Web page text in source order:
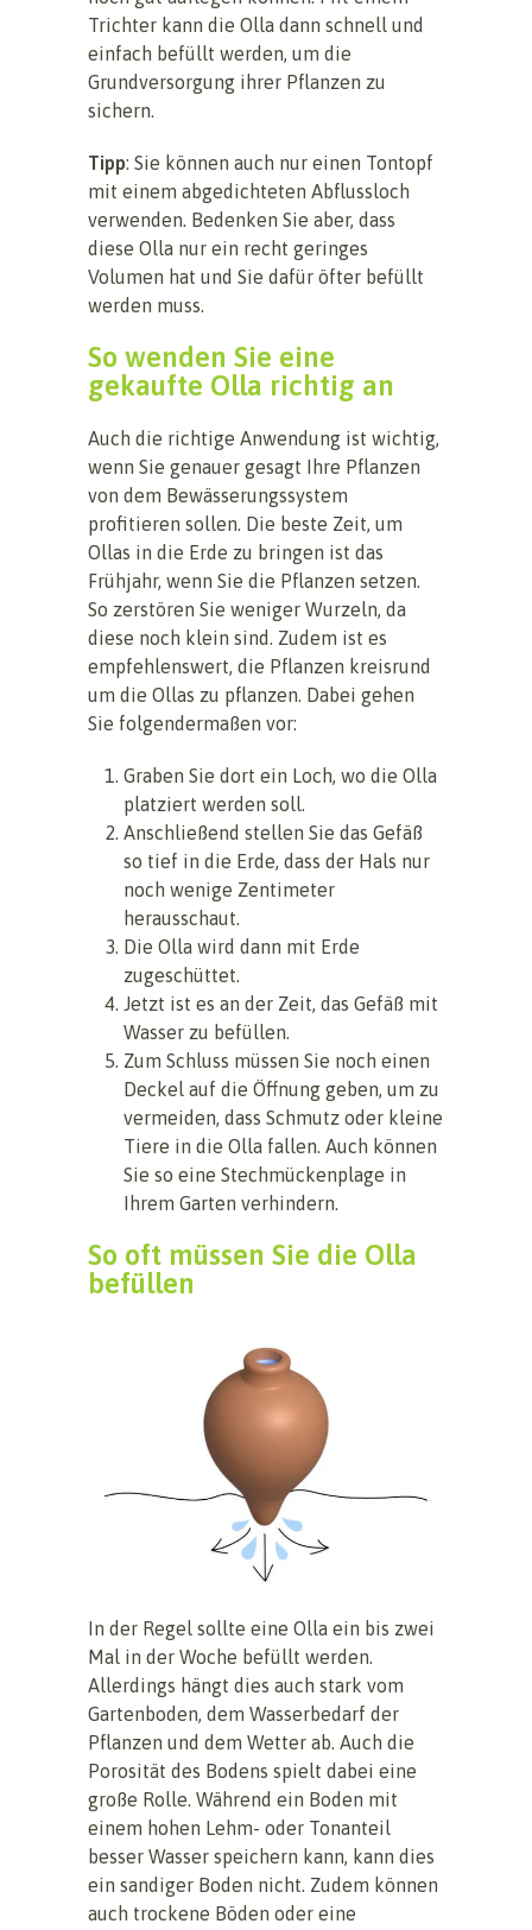
Trichter kann die Olla dann schnell und
einfach befüllt werden, um die
Grundversorgung ihrer Pflanzen zu
sichern.
Tipp: Sie können auch nur einen Tontopf
mit einem abgedichteten Abflussloch
verwenden. Bedenken Sie aber, dass
diese Olla nur ein recht geringes
Volumen hat und Sie dafür öfter befüllt
werden muss.
So wenden Sie eine
gekaufte Olla richtig an
Auch die richtige Anwendung ist wichtig,
wenn Sie genauer gesagt Ihre Pflanzen
von dem Bewässerungssystem
profitieren sollen. Die beste Zeit, um
Ollas in die Erde zu bringen ist das
Frühjahr, wenn Sie die Pflanzen setzen.
So zerstören Sie weniger Wurzeln, da
diese noch klein sind. Zudem ist es
empfehlenswert, die Pflanzen kreisrund
um die Ollas zu pflanzen. Dabei gehen
Sie folgendermaßen vor:
Graben Sie dort ein Loch, wo die Olla
platziert werden soll.
Anschließend stellen Sie das Gefäß
so tief in die Erde, dass der Hals nur
noch wenige Zentimeter
herausschaut.
Die Olla wird dann mit Erde
zugeschüttet.
Jetzt ist es an der Zeit, das Gefäß mit
Wasser zu befüllen.
Zum Schluss müssen Sie noch einen
Deckel auf die Öffnung geben, um zu
vermeiden, dass Schmutz oder kleine
Tiere in die Olla fallen. Auch können
Sie so eine Stechmückenplage in
Ihrem Garten verhindern.
So oft müssen Sie die Olla
befüllen
In der Regel sollte eine Olla ein bis zwei
Mal in der Woche befüllt werden.
Allerdings hängt dies auch stark vom
Gartenboden, dem Wasserbedarf der
Pflanzen und dem Wetter ab. Auch die
Porosität des Bodens spielt dabei eine
große Rolle. Während ein Boden mit
einem hohen Lehm- oder Tonanteil
besser Wasser speichern kann, kann dies
ein sandiger Boden nicht. Zudem können
auch trockene Böden oder eine